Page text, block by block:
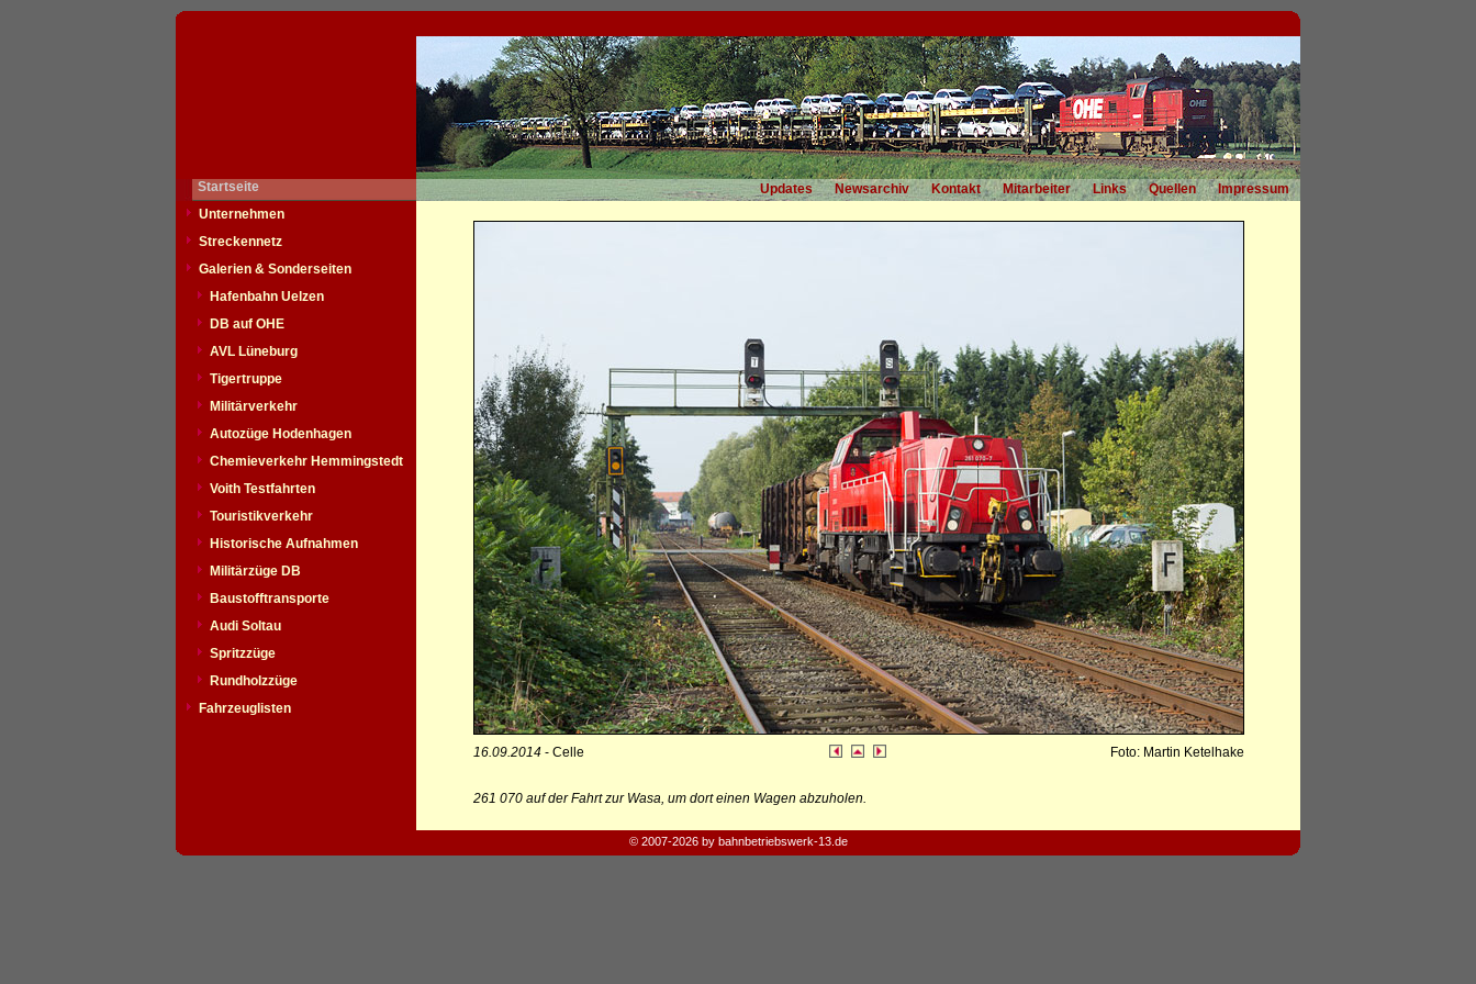
Startseite Updates Newsarchiv Kontakt Mitarbeiter Links Quellen
Impressum
Unternehmen
Streckennetz
Galerien & Sonderseiten
Hafenbahn Uelzen
DB auf OHE
AVL Lüneburg
Tigertruppe
Militärverkehr
Autozüge Hodenhagen
Chemieverkehr Hemmingstedt
Voith Testfahrten
Touristikverkehr
Historische Aufnahmen
Militärzüge DB
Baustofftransporte
Audi Soltau
Spritzzüge
Rundholzzüge
Fahrzeuglisten
16.09.2014- Celle Foto: Martin Ketelhake
261 070 auf der Fahrt zur Wasa, um dort einen Wagen abzuholen.
© 2007-2026 by bahnbetriebswerk-13.de